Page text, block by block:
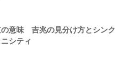
意味 吉兆の見分け方とシンク
ニシティ